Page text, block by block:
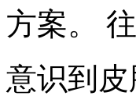
方案。
意识到